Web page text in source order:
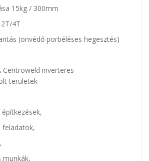
15kg / 300mm
4T
(önvédő porbéléses hegesztés)
Centroweld inverteres
területek
feladatok,
munkák,